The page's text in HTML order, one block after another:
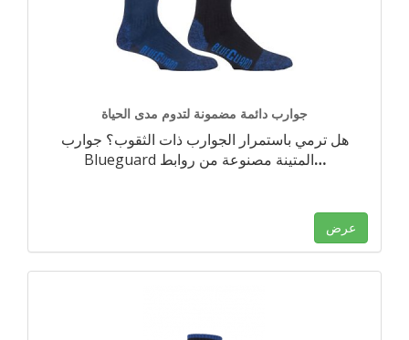
جوارب دائمة مضمونة لتدوم مدى الحياة
هل ترمي باستمرار الجوارب ذات الثقوب؟ جوارب
Blueguard المتينة مصنوعة من روابط…
عرض